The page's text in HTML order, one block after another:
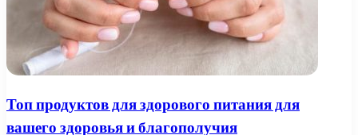
Топ продуктов для здорового питания для
вашего здоровья и благополучия